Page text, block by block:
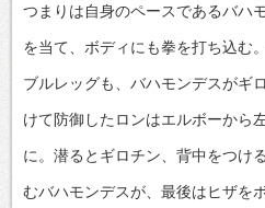
つまりは自身のペースであるバハ
を当て、ボディにも拳を打ち込む
ブルレッグも、バハモンデスがギ
けて防御したロンはエルボーから
に。潜るとギロチン、背中をつけ
むバハモンデスが、最後はヒザを